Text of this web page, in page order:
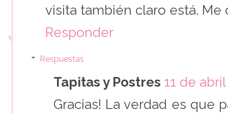
visita también claro está. Me
Responder
Respuestas
Tapitas y Postres 11 de
Gracias! La verdad es que